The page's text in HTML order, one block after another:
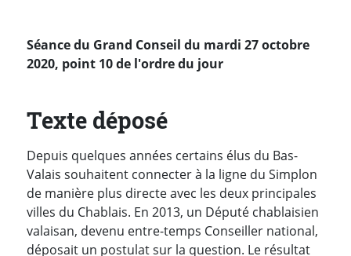
Séance du Grand Conseil du mardi 27 octobre
2020, point 10 de l'ordre du jour
Texte déposé
Depuis quelques années certains élus du Bas-
Valais souhaitent connecter à la ligne du Simplon
de manière plus directe avec les deux principales
villes du Chablais. En 2013, un Député chablaisien
valaisan, devenu entre-temps Conseiller national,
déposait un postulat sur la question. Le résultat